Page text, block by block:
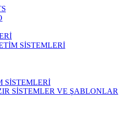
SİSTEMLERİ
SİSTEMLERİ
SİSTEMLER VE ŞABLONLAR